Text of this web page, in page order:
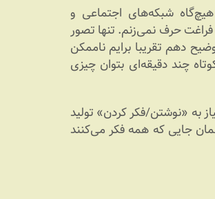
شبکه‌های اجتماعی و
فراغت حرف نمی‌زنم. تنها تصور
دهم تقریبا برایم ناممکن
چند دقیقه‌ای بتوان چیزی
به «نوشتن/فکر کردن» تولید
جایی که همه فکر می‌کنند